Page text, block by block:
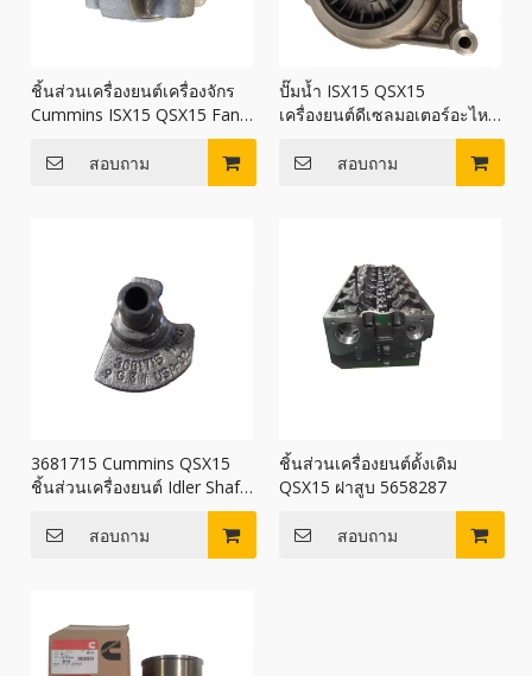
ชิ้นส่วนเครื่องยนต์เครื่องจักร
Cummins ISX15 QSX15 Fan
สอบถาม
ปั๊มน้ำ ISX15 QSX15
เครื่องยนต์ดีเซลมอเตอร์อะไหล่
สอบถาม
3681715 Cummins QSX15
ชิ้นส่วนเครื่องยนต์ Idler Shaft
สอบถาม
ชิ้นส่วนเครื่องยนต์ดั้งเดิม
QSX15 ฝาสูบ 5658287
สอบถาม